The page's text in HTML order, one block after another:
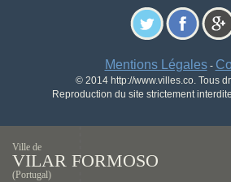
Mentions Légales-
© 2014 http://www.villes.co. Tous
Reproduction du site strictement
Ville de
VILAR FORMOSO
(Portugal)